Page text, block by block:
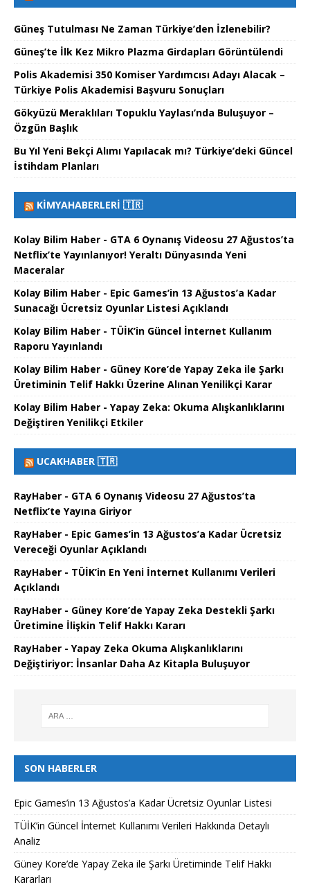
Güneş Tutulması Ne Zaman Türkiye’den İzlenebilir?
Güneş’te İlk Kez Mikro Plazma Girdapları Görüntülendi
Polis Akademisi 350 Komiser Yardımcısı Adayı Alacak –
Türkiye Polis Akademisi Başvuru Sonuçları
Gökyüzü Meraklıları Topuklu Yaylası’nda Buluşuyor –
Özgün Başlık
Bu Yıl Yeni Bekçi Alımı Yapılacak mı? Türkiye’deki Güncel
İstihdam Planları
KIMYAHABERLERI 🇹🇷
Kolay Bilim Haber - GTA 6 Oynanış Videosu 27 Ağustos’ta
Netflix’te Yayınlanıyor! Yeraltı Dünyasında Yeni
Maceralar
Kolay Bilim Haber - Epic Games’in 13 Ağustos’a Kadar
Sunacağı Ücretsiz Oyunlar Listesi Açıklandı
Kolay Bilim Haber - TÜİK’in Güncel İnternet Kullanım
Raporu Yayınlandı
Kolay Bilim Haber - Güney Kore’de Yapay Zeka ile Şarkı
Üretiminin Telif Hakkı Üzerine Alınan Yenilikçi Karar
Kolay Bilim Haber - Yapay Zeka: Okuma Alışkanlıklarını
Değiştiren Yenilikçi Etkiler
UCAKHABER 🇹🇷
RayHaber - GTA 6 Oynanış Videosu 27 Ağustos’ta
Netflix’te Yayına Giriyor
RayHaber - Epic Games’in 13 Ağustos’a Kadar Ücretsiz
Vereceği Oyunlar Açıklandı
RayHaber - TÜİK’in En Yeni İnternet Kullanımı Verileri
Açıklandı
RayHaber - Güney Kore’de Yapay Zeka Destekli Şarkı
Üretimine İlişkin Telif Hakkı Kararı
RayHaber - Yapay Zeka Okuma Alışkanlıklarını
Değiştiriyor: İnsanlar Daha Az Kitapla Buluşuyor
SON HABERLER
Epic Games’in 13 Ağustos’a Kadar Ücretsiz Oyunlar Listesi
TÜİK’in Güncel İnternet Kullanımı Verileri Hakkında Detaylı
Analiz
Güney Kore’de Yapay Zeka ile Şarkı Üretiminde Telif Hakkı
Kararları